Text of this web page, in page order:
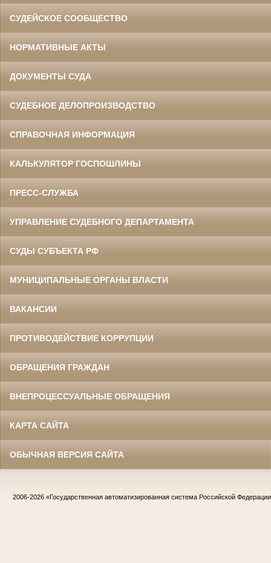
СУДЕЙСКОЕ СООБЩЕСТВО
НОРМАТИВНЫЕ АКТЫ
ДОКУМЕНТЫ СУДА
СУДЕБНОЕ ДЕЛОПРОИЗВОДСТВО
СПРАВОЧНАЯ ИНФОРМАЦИЯ
КАЛЬКУЛЯТОР ГОСПОШЛИНЫ
ПРЕСС-СЛУЖБА
УПРАВЛЕНИЕ СУДЕБНОГО ДЕПАРТАМЕНТА
СУДЫ СУБЪЕКТА РФ
МУНИЦИПАЛЬНЫЕ ОРГАНЫ ВЛАСТИ
ВАКАНСИИ
ПРОТИВОДЕЙСТВИЕ КОРРУПЦИИ
ОБРАЩЕНИЯ ГРАЖДАН
ВНЕПРОЦЕССУАЛЬНЫЕ ОБРАЩЕНИЯ
КАРТА САЙТА
ОБЫЧНАЯ ВЕРСИЯ САЙТА
2006-2026 «Государственная автоматизированная система Российской